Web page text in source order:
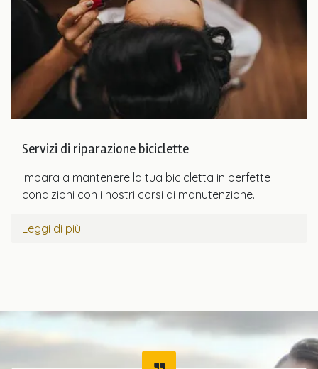
Servizi di riparazione biciclette
Impara a mantenere la tua bicicletta in perfette
condizioni con i nostri corsi di manutenzione.
Leggi di più